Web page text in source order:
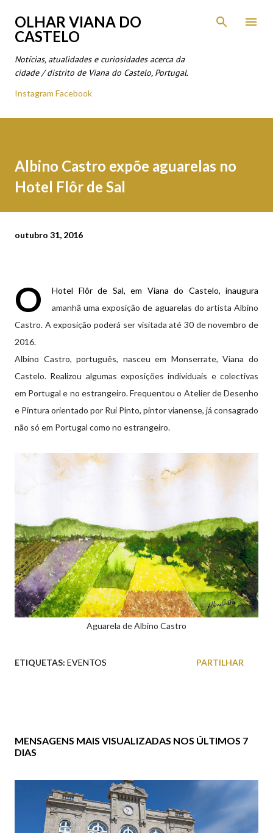
Avançar para o conteúdo principal
OLHAR VIANA DO
CASTELO
Notícias, atualidades e curiosidades acerca da
cidade / distrito de Viana do Castelo, Portugal.
Instagram Facebook
Albino Castro expõe aguarelas no
Hotel Flôr de Sal
outubro 31, 2016
O
Hotel Flôr de Sal, em Viana do Castelo, inaugura
amanhã uma exposição de aguarelas do artista Albino
Castro. A exposição poderá ser visitada até 30 de novembro de
2016.
Albino Castro, português, nasceu em Monserrate, Viana do
Castelo. Realizou algumas exposições individuais e colectivas
em Portugal e no estrangeiro. Frequentou o Atelier de Desenho
e Pintura orientado por Rui Pinto, pintor vianense, já consagrado
não só em Portugal como no estrangeiro.
Aguarela de Albino Castro
ETIQUETAS: EVENTOS PARTILHAR
MENSAGENS MAIS VISUALIZADAS NOS ÚLTIMOS 7
DIAS